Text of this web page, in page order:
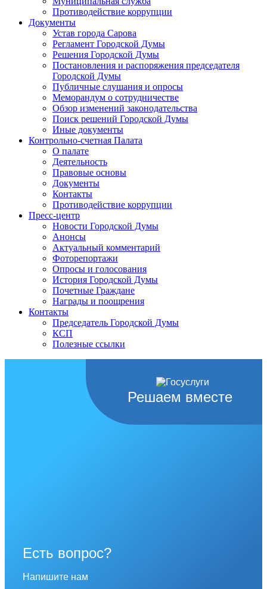
Противодействие коррупции
Документы
Устав города Сарова
Регламент Городской Думы
Решения Городской Думы
Постановления и распоряжения председателя
Городской Думы
Публичные слушания и опросы
Меморандум о сотрудничестве
Обзор изменений законодательства
Поиск решений Городской Думы
Иные документы
Контрольно-счетная Палата
О палате
Деятельность
Правовые основы
Документы
Контакты
Противодействие коррупции
Пресс-центр
Новости Городской Думы
Анонсы
Актуальный комментарий
Фоторепортажи
Опросы и голосования
История Городской Думы
Почетные Граждане
Награды и поощрения
Контакты
Председатель Городской Думы
КСП
Полезные ссылки
Решаем вместе
Есть вопрос?
Напишите нам